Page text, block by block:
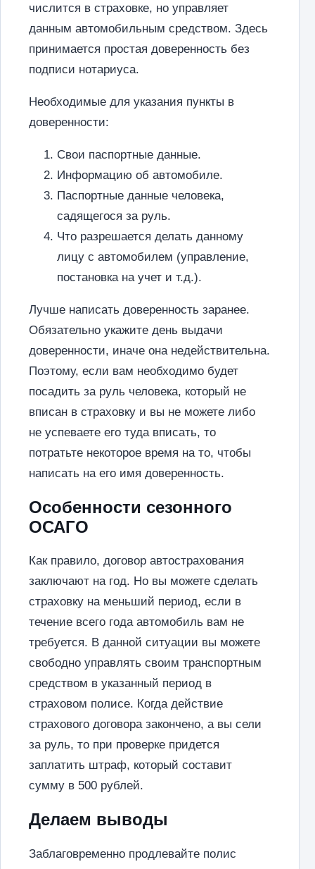
числится в страховке, но управляет
данным автомобильным средством. Здесь
принимается простая доверенность без
подписи нотариуса.
Необходимые для указания пункты в
доверенности:
Свои паспортные данные.
Информацию об автомобиле.
Паспортные данные человека,
садящегося за руль.
Что разрешается делать данному
лицу с автомобилем (управление,
постановка на учет и т.д.).
Лучше написать доверенность заранее.
Обязательно укажите день выдачи
доверенности, иначе она недействительна.
Поэтому, если вам необходимо будет
посадить за руль человека, который не
вписан в страховку и вы не можете либо
не успеваете его туда вписать, то
потратьте некоторое время на то, чтобы
написать на его имя доверенность.
Особенности сезонного
ОСАГО
Как правило, договор автострахования
заключают на год. Но вы можете сделать
страховку на меньший период, если в
течение всего года автомобиль вам не
требуется. В данной ситуации вы можете
свободно управлять своим транспортным
средством в указанный период в
страховом полисе. Когда действие
страхового договора закончено, а вы сели
за руль, то при проверке придется
заплатить штраф, который составит
сумму в 500 рублей.
Делаем выводы
Заблаговременно продлевайте полис